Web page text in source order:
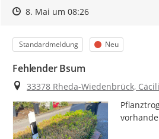
Zeitpunkt des Erstellens
Zeitpunkt des Erstellens
8. Mai um 08:26Zur Äußerung
Kategorie
Standardmeldung Status
Neu
Fehlender Bsum
Ort
33378 Rheda-Wiedenbrück,